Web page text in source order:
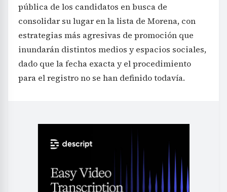
pública de los candidatos en busca de
consolidar su lugar en la lista de Morena, con
estrategias más agresivas de promoción que
inundarán distintos medios y espacios sociales,
dado que la fecha exacta y el procedimiento
para el registro no se han definido todavía.